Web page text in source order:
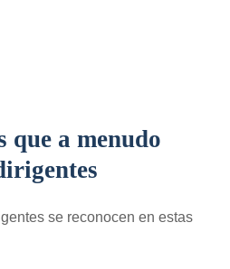
que a menudo
se reconocen en estas